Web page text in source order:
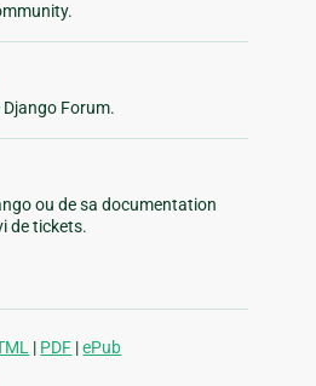
Forum.
ou de sa documentation
de tickets.
| PDF |ePub